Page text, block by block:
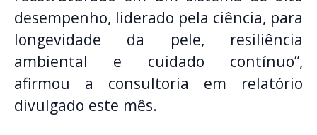
desempenho, liderado pela ciência, para
longevidade da pele, resiliência
ambiental e cuidado contínuo”,
afirmou a consultoria em relatório
divulgado este mês.